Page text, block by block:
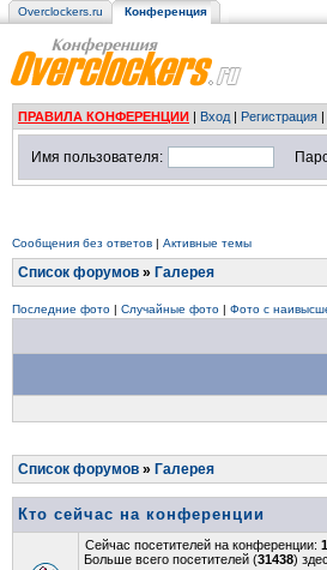
Overclockers.ru Конференция
ПРАВИЛА КОНФЕРЕНЦИИ | Вход | Регистрация |
Имя пользователя:
Сообщения без ответов | Активные темы
Список форумов » Галерея
Последние фото | Случайные фото | Фото с
Список форумов » Галерея
Кто сейчас на конференции
Сейчас посетителей на конференции:
Больше всего посетителей (31438)